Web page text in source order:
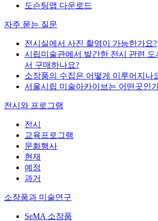
도슨팅앱 다운로드
자주 묻는 질문
전시실에서 사진 촬영이 가능한가요?
시립미술관에서 발간한 전시 관련 도
서 구매하나요?
소장품의 수집은 어떻게 이루어지나
서울시립 미술아카이브는 어떤곳인
전시와 프로그램
전시
교육프로그램
문화행사
현재
예정
과거
소장품과 미술연구
SeMA 소장품